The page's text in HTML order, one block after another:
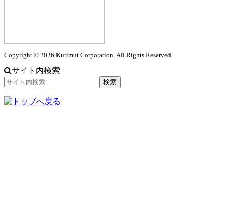
Copyright © 2026 Kurimut Corporation. All Rights Reserved.
サイト内検索